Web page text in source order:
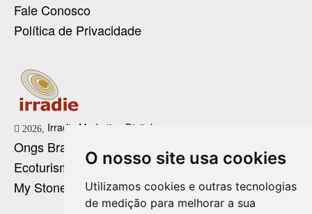
O nosso site usa cookies
Utilizamos cookies e outras tecnologias
de medição para melhorar a sua
Fale Conosco
Política de Privacidade
2026, Irradie Marketing Digital
Ongs Brasil
Ecoturismo no Brasil
My Stone Cristaloterapia